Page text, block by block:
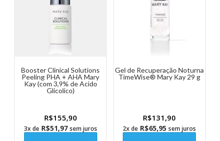
Booster Clinical Solutions
Peeling PHA + AHA Mary
Kay (com 3,9% de Acido
Glicolico)
R$155,90
3x de R$51,97 sem juros
Gel de Recuperação Noturna
TimeWise® Mary Kay 29 g
R$131,90
2x de R$65,95 sem juros